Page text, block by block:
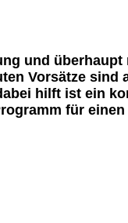
und
Vorsätze
hilft ist ein
für